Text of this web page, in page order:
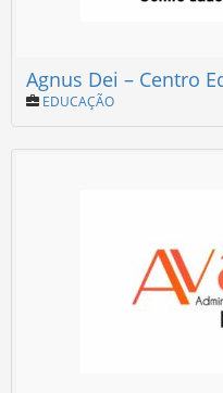
Agnus Dei – Centro
EDUCAÇÃO